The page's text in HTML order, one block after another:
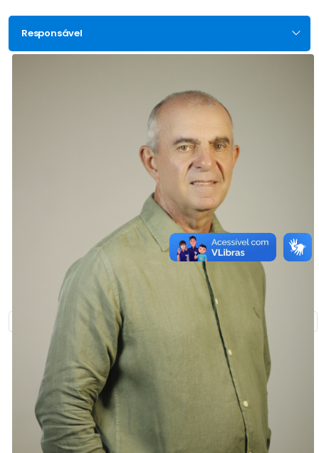
Responsável